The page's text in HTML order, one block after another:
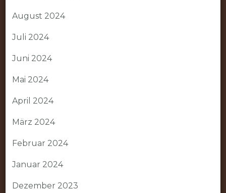
August 2024
Juli 2024
Juni 2024
Mai 2024
April 2024
März 2024
Februar 2024
Januar 2024
Dezember 2023